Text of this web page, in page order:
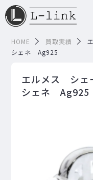
HOME 買取実績
シェネ Ag925
エルメス シェ
シェネ Ag925